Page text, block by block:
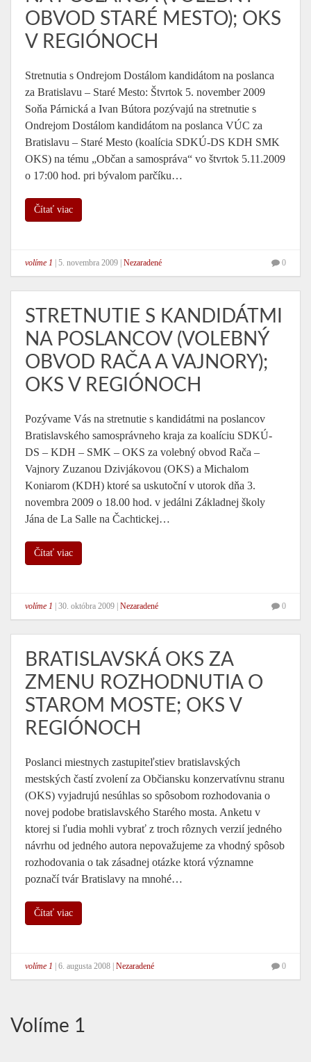
OBVOD STARÉ MESTO); OKS
V REGIÓNOCH
Stretnutia s Ondrejom Dostálom kandidátom na poslanca
za Bratislavu – Staré Mesto: Štvrtok 5. november 2009
Soňa Párnická a Ivan Bútora pozývajú na stretnutie s
Ondrejom Dostálom kandidátom na poslanca VÚC za
Bratislavu – Staré Mesto (koalícia SDKÚ-DS KDH SMK
OKS) na tému „Občan a samospráva“ vo štvrtok 5.11.2009
o 17:00 hod. pri bývalom parčíku…
Čítať viac
volíme 1 5. novembra 2009 Nezaradené 0
STRETNUTIE S KANDIDÁTMI
NA POSLANCOV (VOLEBNÝ
OBVOD RAČA A VAJNORY);
OKS V REGIÓNOCH
Pozývame Vás na stretnutie s kandidátmi na poslancov
Bratislavského samosprávneho kraja za koalíciu SDKÚ-
DS – KDH – SMK – OKS za volebný obvod Rača –
Vajnory Zuzanou Dzivjákovou (OKS) a Michalom
Koniarom (KDH) ktoré sa uskutoční v utorok dňa 3.
novembra 2009 o 18.00 hod. v jedálni Základnej školy
Jána de La Salle na Čachtickej…
Čítať viac
volíme 1 30. októbra 2009 Nezaradené 0
BRATISLAVSKÁ OKS ZA
ZMENU ROZHODNUTIA O
STAROM MOSTE; OKS V
REGIÓNOCH
Poslanci miestnych zastupiteľstiev bratislavských
mestských častí zvolení za Občiansku konzervatívnu stranu
(OKS) vyjadrujú nesúhlas so spôsobom rozhodovania o
novej podobe bratislavského Starého mosta. Anketu v
ktorej si ľudia mohli vybrať z troch rôznych verzií jedného
návrhu od jedného autora nepovažujeme za vhodný spôsob
rozhodovania o tak zásadnej otázke ktorá významne
poznačí tvár Bratislavy na mnohé…
Čítať viac
volíme 1 6. augusta 2008 Nezaradené 0
Volíme 1